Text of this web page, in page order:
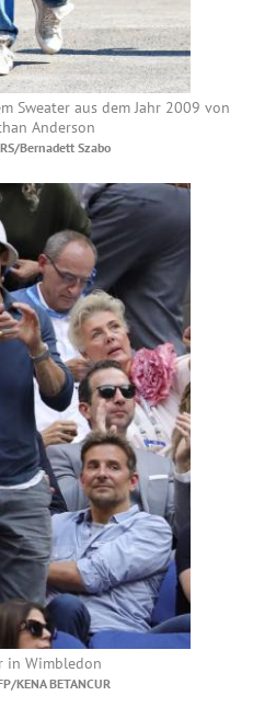
Sweater aus dem Jahr 2009 von
Anderson
Bernadett Szabo
in Wimbledon
KENA BETANCUR